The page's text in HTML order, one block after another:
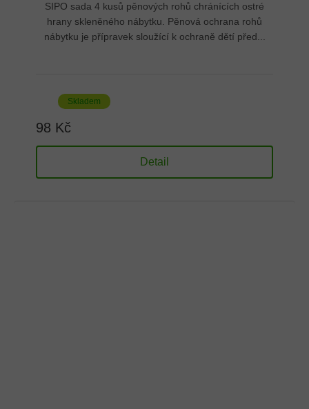
SIPO sada 4 kusů pěnových rohů chránících ostré
hrany skleněného nábytku. Pěnová ochrana rohů
nábytku je přípravek sloužící k ochraně dětí před...
Skladem
98 Kč
Detail